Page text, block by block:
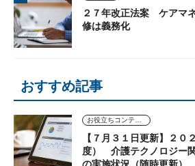
２７年改正法案 ケアマ
修は義務化
おすすめ記事
【７月３１日更新】２０
度） 介護テクノロジー